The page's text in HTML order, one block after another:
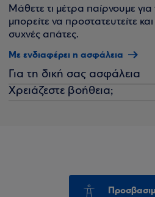
Μάθετε τι μέτρα παίρνουμε
μπορείτε να προστατευτείτε και
συχνές απάτες.
Με ενδιαφέρει η ασφάλεια
Για τη δική σας ασφάλεια
Χρειάζεστε βοήθεια;